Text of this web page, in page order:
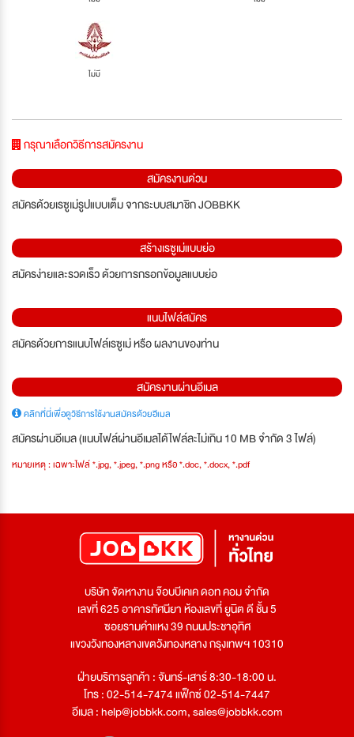
ไม่มี
กรุณาเลือกวิธีการสมัครงาน
สมัครงานด่วน
สมัครด้วยเรซูเม่รูปแบบเต็ม จากระบบสมาชิก JOBBKK
สร้างเรซูเม่แบบย่อ
สมัครง่ายและรวดเร็ว ด้วยการกรอกข้อมูลแบบย่อ
แนบไฟล์สมัคร
สมัครด้วยการแนบไฟล์เรซูเม่ หรือ ผลงานของท่าน
สมัครงานผ่านอีเมล
คลิกที่นี่เพื่อดูวิธีการใช้งานสมัครด้วยอีเมล
สมัครผ่านอีเมล (แนบไฟล์ผ่านอีเมลได้ไฟล์ละไม่เกิน 10 MB จำกัด 3 ไฟล์)
หมายเหตุ : เฉพาะไฟล์ *.jpg, *.jpeg, *.png หรือ *.doc, *.docx, *.pdf
บริษัท จัดหางาน จ๊อบบีเคเค ดอท คอม จำกัด
เลขที่ 625 อาคารทัศนียา ห้องเลขที่ ยูนิต ดี ชั้น 5
ซอยรามคำแหง 39 ถนนประชาอุทิศ
แขวงวังทองหลางเขตวังทองหลาง กรุงเทพฯ 10310
ฝ่ายบริการลูกค้า : จันทร์-เสาร์ 8:30-18:00 น.
โทร : 02-514-7474 แฟ็กซ์ 02-514-7447
อีเมล :help@jobbkk.com,sales@jobbkk.com